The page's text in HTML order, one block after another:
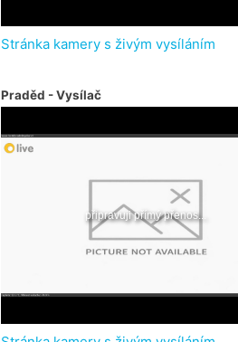
Stránka kamery s živým vysíláním
Praděd - Vysílač